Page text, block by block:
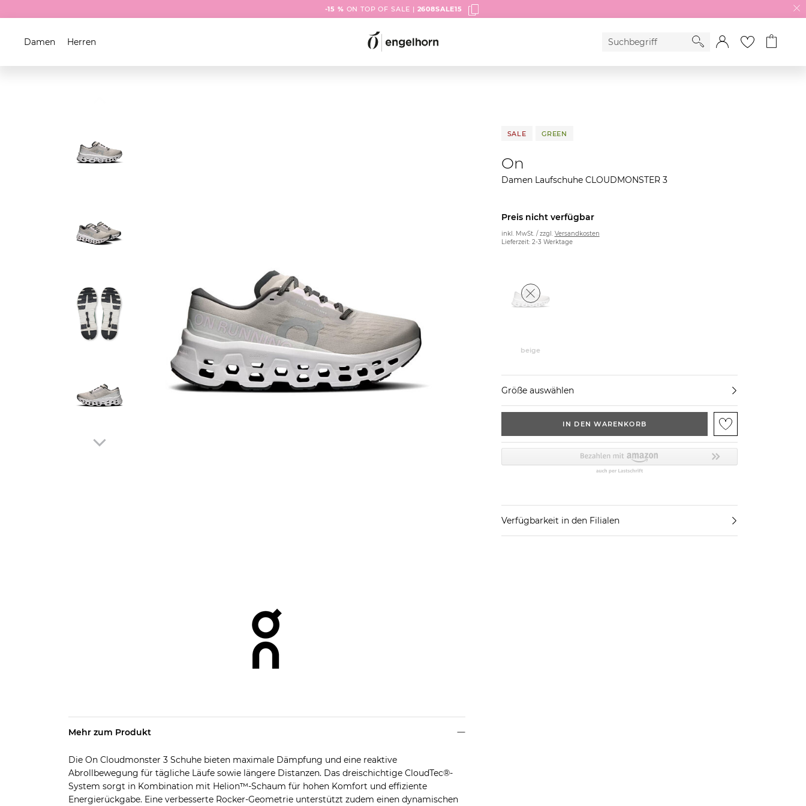
-15 % ON TOP OF SALE | 2608SALE15
Damen Herren
SALE GREEN
On
Damen Laufschuhe CLOUDMONSTER 3
Preis nicht verfügbar
inkl. MwSt. / zzgl. Versandkosten
Lieferzeit: 2-3 Werktage
beige
Größe auswählen
IN DEN WARENKORB
Verfügbarkeit in den Filialen
Mehr zum Produkt
Die On Cloudmonster 3 Schuhe bieten maximale Dämpfung und eine reaktive
Abrollbewegung für tägliche Läufe sowie längere Distanzen. Das dreischichtige CloudTec®-
System sorgt in Kombination mit Helion™-Schaum für hohen Komfort und effiziente
Energierückgabe. Eine verbesserte Rocker-Geometrie unterstützt zudem einen dynamischen